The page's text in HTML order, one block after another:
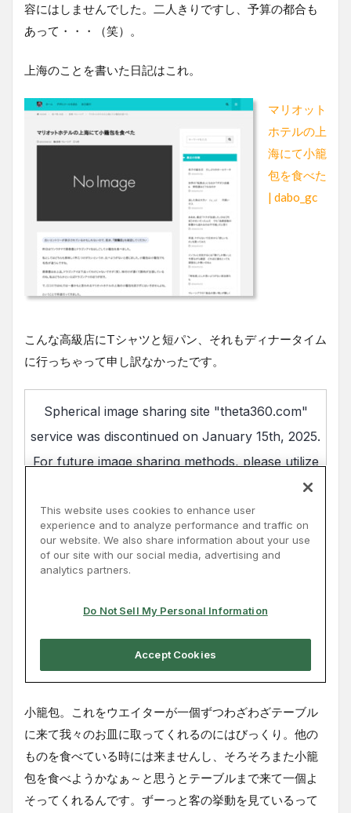
容にはしませんでした。二人きりですし、予算の都合も
あって・・・（笑）。
上海のことを書いた日記はこれ。
マリオット
ホテルの上
海にて小籠
包を食べた
| dabo_gc
こんな高級店にTシャツと短パン、それもディナータイム
に行っちゃって申し訳なかったです。
小籠包。これをウエイターが一個ずつわざわざテーブル
に来て我々のお皿に取ってくれるのにはびっくり。他の
ものを食べている時には来ませんし、そろそろまた小籠
包を食べようかなぁ～と思うとテーブルまで来て一個よ
そってくれるんです。ずーっと客の挙動を見ているって